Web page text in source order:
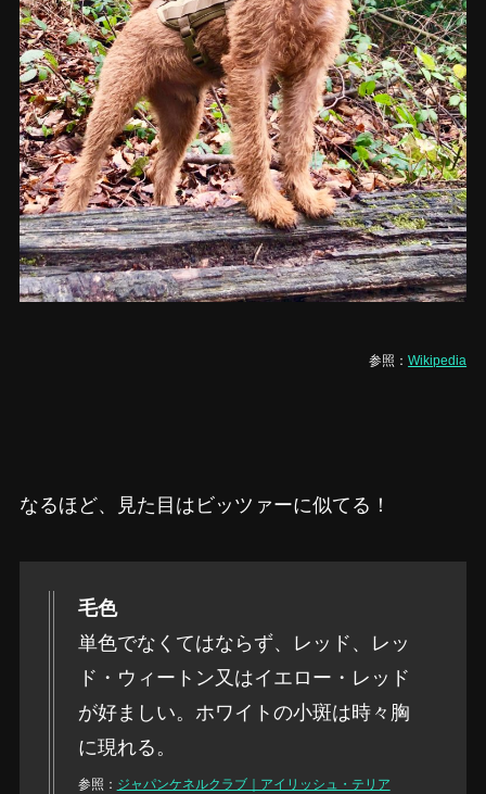
参照：Wikipedia
なるほど、見た目はビッツァーに似てる！
毛色
単色でなくてはならず、レッド、レッ
ド・ウィートン又はイエロー・レッド
が好ましい。ホワイトの小斑は時々胸
に現れる。
参照： ジャパンケネルクラブ｜アイリッシュ・テリア